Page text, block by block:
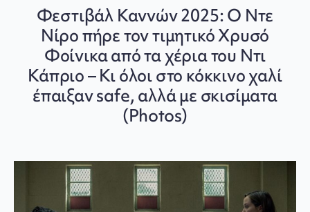
Φεστιβάλ Καννών 2025: Ο Ντε
Νίρο πήρε τον τιμητικό Χρυσό
Φοίνικα από τα χέρια του Ντι
Κάπριο – Κι όλοι στο κόκκινο χαλί
έπαιξαν safe, αλλά με σκισίματα
(Photos)